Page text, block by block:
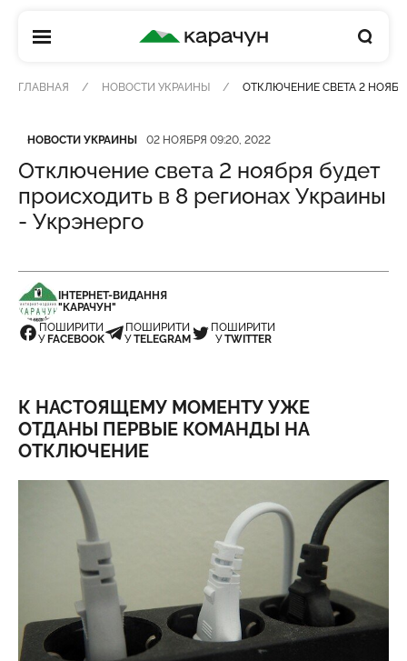
КАРАЧУН
ГЛАВНАЯ НОВОСТИ УКРАИНЫ ОТКЛЮЧЕНИЕ СВЕТА 2
Категория
НОВОСТИ УКРАИНЫ
Дата публикации 02 НОЯБРЯ 09:20, 2022
Отключение света 2 ноября будет
происходить в 8 регионах Украины
- Укрэнерго
ІНТЕРНЕТ-ВИДАННЯ
"КАРАЧУН"
ПОШИРИТИ
У FACEBOOK
ПОШИРИТИ
УTELEGRAM
ПОШИРИТИ
УTWITTER
К НАСТОЯЩЕМУ МОМЕНТУ УЖЕ
ОТДАНЫ ПЕРВЫЕ КОМАНДЫ НА
ОТКЛЮЧЕНИЕ